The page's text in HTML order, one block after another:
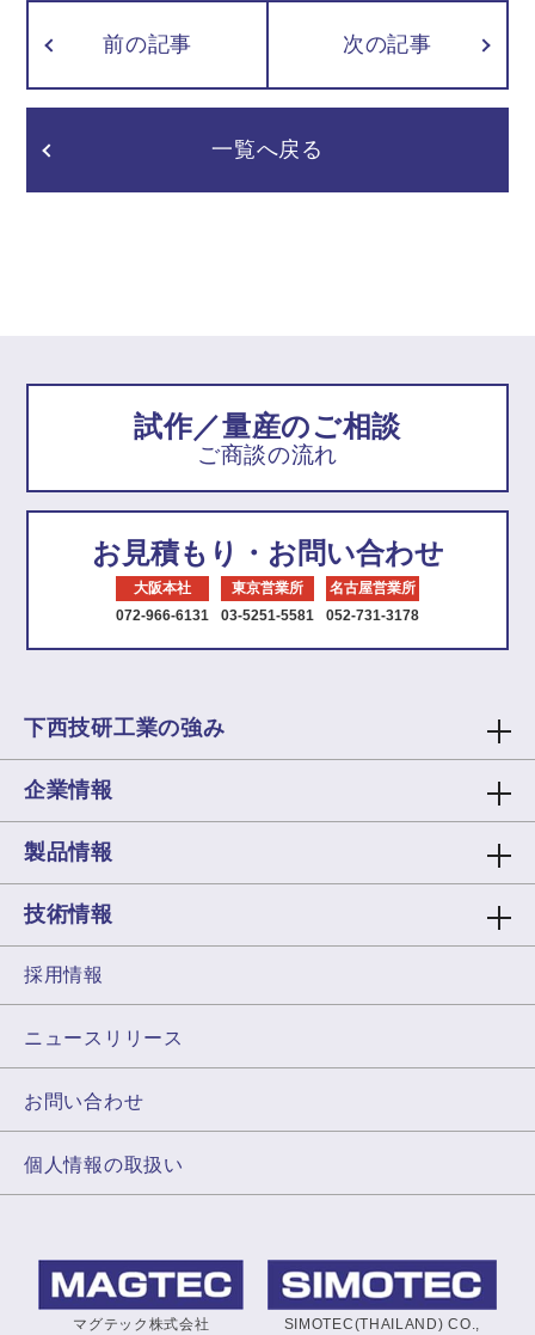
前の記事 次の記事
一覧へ戻る
試作／量産のご相談
ご商談の流れ
お見積もり・お問い合わせ
大阪本社
072-966-6131
東京営業所
03-5251-5581
名古屋営業所
052-731-3178
下西技研工業の強み
企業情報
製品情報
技術情報
採用情報
ニュースリリース
お問い合わせ
個人情報の取扱い
マグテック株式会社
SIMOTEC(THAILAND) CO.,